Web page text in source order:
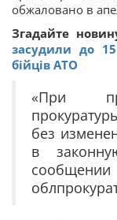
обжаловано в
Згадайте
засудили до
бійців АТО
«При
без
в